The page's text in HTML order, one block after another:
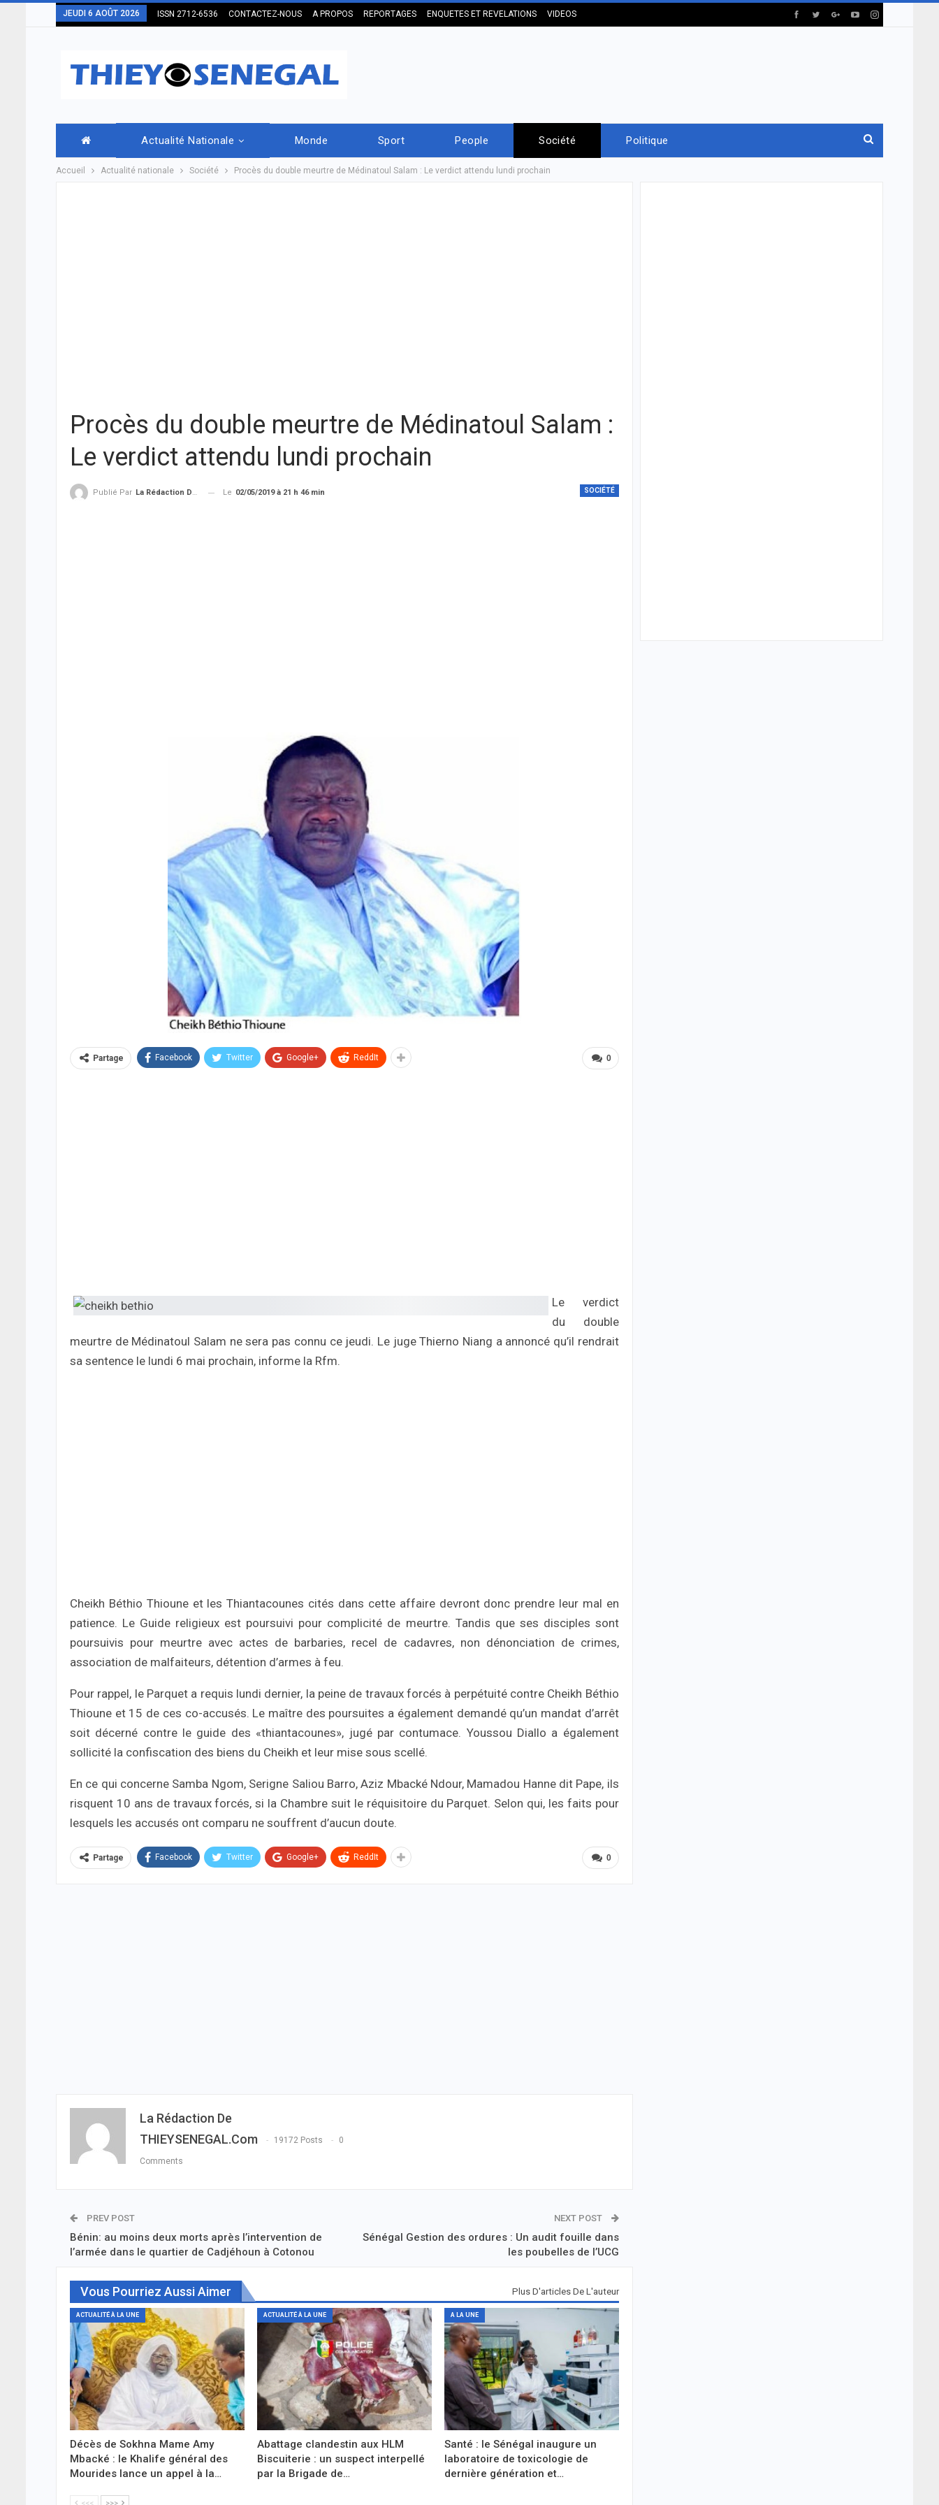
JEUDI 6 AOÛT 2026 ISSN 2712-6536 CONTACTEZ-NOUS A PROPOS REPORTAGES ENQUETES ET REVELATIONS VIDEOS
Actualité Nationale Monde Sport People Société Politique
Accueil Actualité nationale Société Procès du double meurtre de Médinatoul Salam : Le verdict attendu lundi prochain
Procès du double meurtre de Médinatoul Salam :
Le verdict attendu lundi prochain
SOCIÉTÉ
Publié Par La Rédaction De THIEYSENEGAL.com Le 02/05/2019 à 21 h 46 min
0
Partage Facebook Twitter Google+ ReddIt
Le verdict
du double
meurtre de Médinatoul Salam ne sera pas connu ce jeudi. Le juge Thierno Niang a annoncé qu’il rendrait
sa sentence le lundi 6 mai prochain, informe la Rfm.
Cheikh Béthio Thioune et les Thiantacounes cités dans cette affaire devront donc prendre leur mal en
patience. Le Guide religieux est poursuivi pour complicité de meurtre. Tandis que ses disciples sont
poursuivis pour meurtre avec actes de barbaries, recel de cadavres, non dénonciation de crimes,
association de malfaiteurs, détention d’armes à feu.
Pour rappel, le Parquet a requis lundi dernier, la peine de travaux forcés à perpétuité contre Cheikh Béthio
Thioune et 15 de ces co-accusés. Le maître des poursuites a également demandé qu’un mandat d’arrêt
soit décerné contre le guide des «thiantacounes», jugé par contumace. Youssou Diallo a également
sollicité la confiscation des biens du Cheikh et leur mise sous scellé.
En ce qui concerne Samba Ngom, Serigne Saliou Barro, Aziz Mbacké Ndour, Mamadou Hanne dit Pape, ils
risquent 10 ans de travaux forcés, si la Chambre suit le réquisitoire du Parquet. Selon qui, les faits pour
lesquels les accusés ont comparu ne souffrent d’aucun doute.
0
Partage Facebook Twitter Google+ ReddIt
La Rédaction De
THIEYSENEGAL.com
19172 Posts 0
Comments
PREV POST
Bénin: au moins deux morts après l’intervention de
l’armée dans le quartier de Cadjéhoun à Cotonou
NEXT POST
Sénégal Gestion des ordures : Un audit fouille dans
les poubelles de l’UCG
Vous Pourriez Aussi Aimer Plus D'articles De L'auteur
ACTUALITÉ À LA UNE
Décès de Sokhna Mame Amy
Mbacké : le Khalife général des
Mourides lance un appel à la…
ACTUALITÉ À LA UNE
Abattage clandestin aux HLM
Biscuiterie : un suspect interpellé
par la Brigade de…
A LA UNE
Santé : le Sénégal inaugure un
laboratoire de toxicologie de
dernière génération et…
<<< >>>